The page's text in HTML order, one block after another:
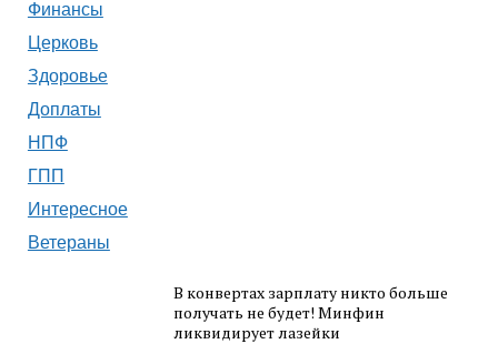
Финансы
Церковь
Здоровье
Доплаты
НПФ
ГПП
Интересное
Ветераны
В конвертах зарплату никто больше
получать не будет! Минфин
ликвидирует лазейки